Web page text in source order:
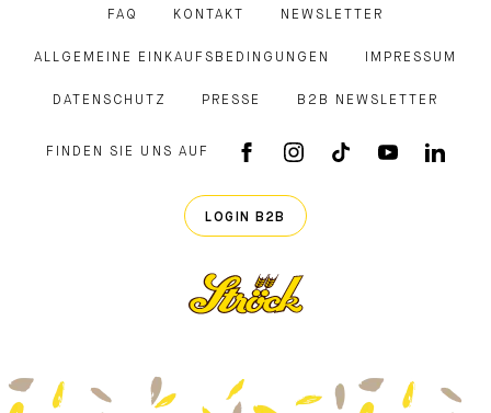
FAQ KONTAKT NEWSLETTER
ALLGEMEINE EINKAUFSBEDINGUNGEN IMPRESSUM
DATENSCHUTZ PRESSE B2B NEWSLETTER
FINDEN SIE UNS AUF
FACEBOOK APP
INSTAGRAM
TIKTOKYOUTUBE
LOGIN B2B